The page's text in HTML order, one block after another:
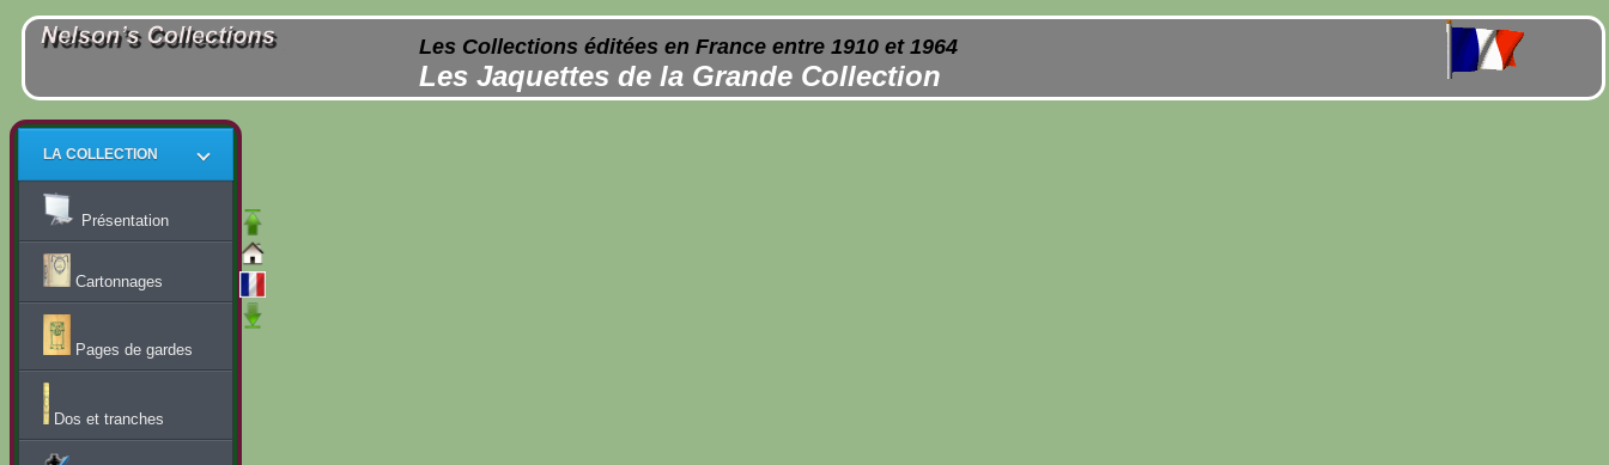
Les Collections éditées en France entre 1910 et 1964
Les Jaquettes de la Grande Collection
LA COLLECTION
Présentation
Cartonnages
Pages de gardes
Dos et tranches